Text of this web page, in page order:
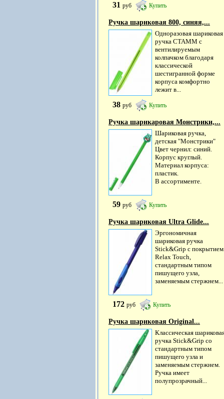
31 руб Купить
Ручка шариковая 800, синяя,...
Одноразовая шариковая
ручка СТАММ с
вентилируемым
колпачком благодаря
классической
шестигранной форме
корпуса комфортно
лежит в...
38 руб Купить
Ручка шарикаровая Монстрики,...
Шариковая ручка,
детская "Монстрики"
Цвет чернил: синий.
Корпус круглый.
Материал корпуса:
пластик.
В ассортименте.
59 руб Купить
Ручка шариковая Ultra Glide...
Эргономичная
шариковая ручка
Stick&Grip с покрытием
Relax Touch,
стандартным типом
пишущего узла,
заменяемым стержнем...
172 руб Купить
Ручка шариковая Original...
Классическая
ручка Stick&Grip со
стандартным типом
пишущего узла и
заменяемым стержнем.
Ручка имеет
полупрозрачный...